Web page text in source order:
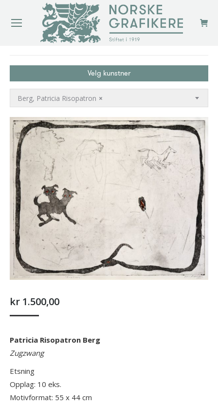
Velg kunstner
×
Berg, Patricia Risopatron
kr 1.500,00
Patricia Risopatron Berg
Zugzwang
Etsning
Opplag: 10 eks.
Motivformat: 55 x 44 cm